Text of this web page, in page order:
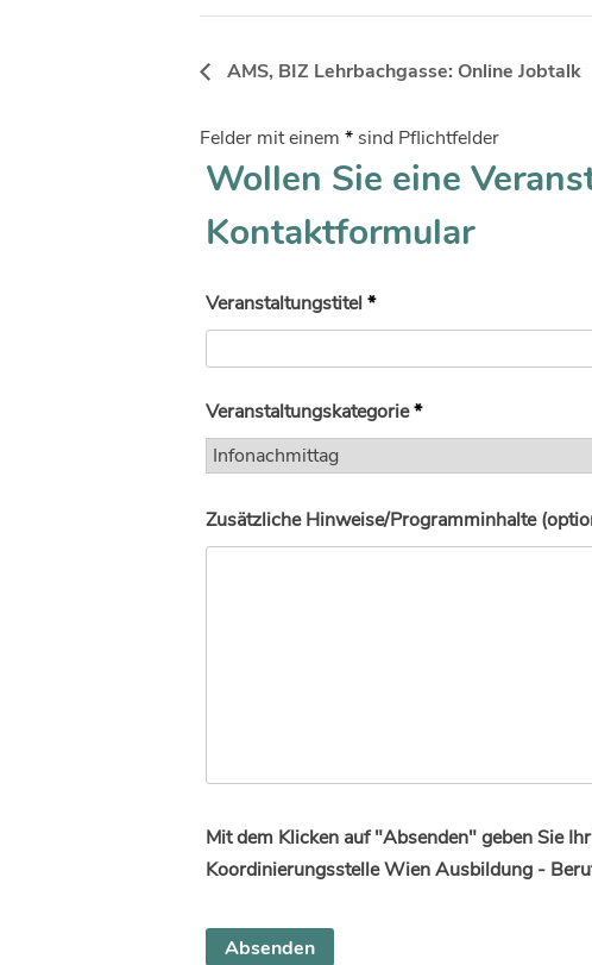
AMS, BIZ Lehrbachgasse: Online Jobtalk
Felder mit einem * sind Pflichtfelder
Wollen Sie eine
Kontaktformular
Veranstaltungstitel*
Veranstaltungskategorie*
Zusätzliche Hinweise/Programminhalte
Mit dem Klicken auf "Absenden" geben Sie
Koordinierungsstelle Wien Ausbildung -